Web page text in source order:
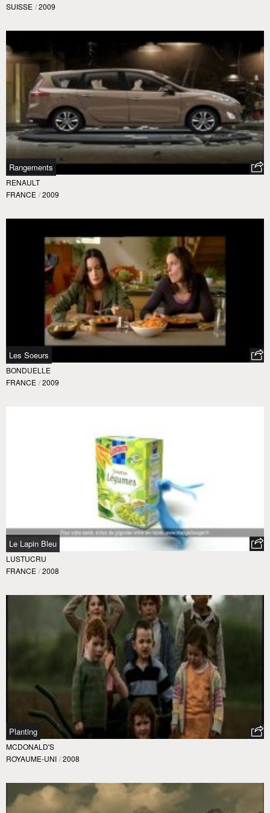
SUISSE / 2009
Rangements
RENAULT
FRANCE / 2009
Les Soeurs
BONDUELLE
FRANCE / 2009
Le Lapin Bleu
LUSTUCRU
FRANCE / 2008
Planting
MCDONALD'S
ROYAUME-UNI / 2008